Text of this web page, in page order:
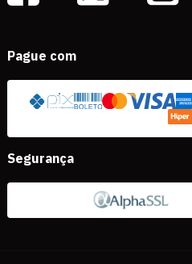
Pague com
Segurança